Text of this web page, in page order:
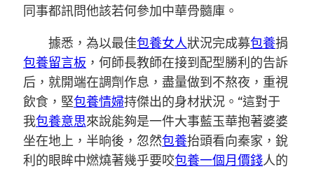
同事都訊問他該若何參加中華骨髓庫。
據悉，為以最佳包養女人狀況完成募包養捐
包養留言板 ，何師長教師在接到配型勝利的告訴
后，就開端在調劑作息，盡量做到不熬夜，重視
飲食，堅包養情婦持傑出的身材狀況。“這對于
我包養意思來說能夠是一件大事藍玉華抱著婆婆
坐在地上，半晌後，忽然包養抬頭看向秦家，銳
利的眼眸中燃燒著幾乎要咬包養一個月價錢人的